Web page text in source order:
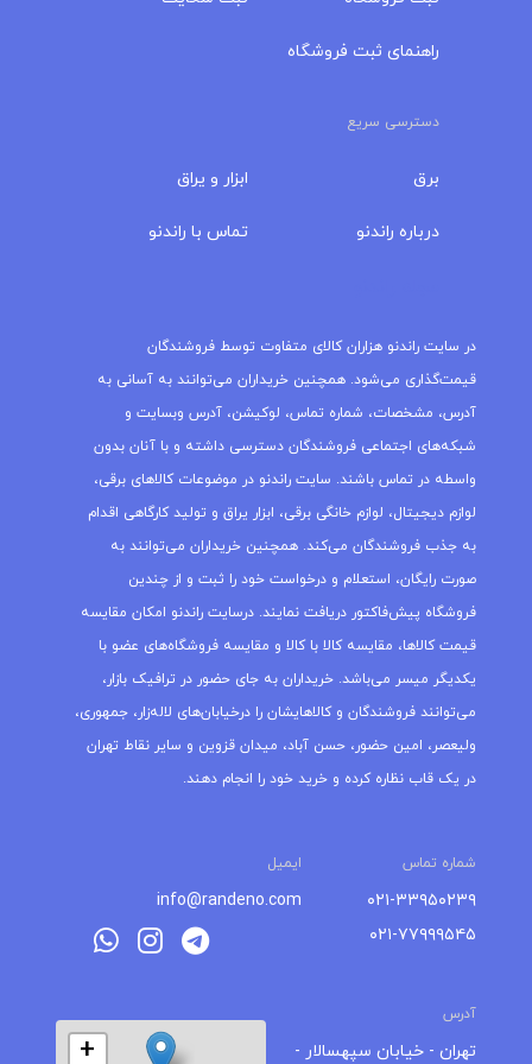
راهنمای ثبت فروشگاه
دسترسی سریع
برق
درباره‌ راندنو
ابزار و یراق
تماس با راندنو
در سایت راندنو هزاران کالای متفاوت توسط فروشندگان
قیمت‌گذاری می‌شود. همچنین خریداران می‌توانند به آسانی به
آدرس، مشخصات، شماره تماس، لوکیشن، آدرس وبسایت و
شبکه‌های اجتماعی فروشندگان دسترسی داشته و با آنان بدون
واسطه در تماس باشند. سایت راندنو در موضوعات کالاهای برقی،
لوازم دیجیتال، لوازم خانگی برقی، ابزار یراق و تولید کارگاهی اقدام
به جذب فروشندگان می‌کند. همچنین خریداران می‌توانند به
صورت رایگان، استعلام و درخواست خود را ثبت و از چندین
فروشگاه پیش‌فاکتور دریافت نمایند. درسایت راندنو امکان مقایسه
قیمت کالاها، مقایسه کالا با کالا و مقایسه فروشگاه‌های عضو با
یکدیگر میسر می‌باشد. خریداران به جای حضور در ترافیک بازار،
می‌توانند فروشندگان و کالاهایشان را درخیابان‌های لاله‌زار، جمهوری،
ولیعصر، امین حضور، حسن آباد، میدان قزوین و سایر نقاط تهران
در یک قاب نظاره کرده و خرید خود را انجام دهند.
شماره تماس ایمیل
۰۲۱-۳۳۹۵۰۲۳۹
۰۲۱-۷۷۹۹۹۵۴۵
info@randeno.com
آدرس
تهران - خیابان سپهسالار - +